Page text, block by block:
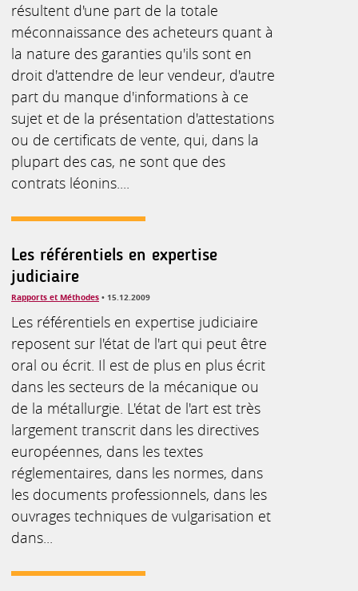
résultent d'une part de la totale
méconnaissance des acheteurs quant à
la nature des garanties qu'ils sont en
droit d'attendre de leur vendeur, d'autre
part du manque d'informations à ce
sujet et de la présentation d'attestations
ou de certificats de vente, qui, dans la
plupart des cas, ne sont que des
contrats léonins....
Les référentiels en expertise
judiciaire
Rapports et Méthodes • 15.12.2009
Les référentiels en expertise judiciaire
reposent sur l'état de l'art qui peut être
oral ou écrit. Il est de plus en plus écrit
dans les secteurs de la mécanique ou
de la métallurgie. L'état de l'art est très
largement transcrit dans les directives
européennes, dans les textes
réglementaires, dans les normes, dans
les documents professionnels, dans les
ouvrages techniques de vulgarisation et
dans...